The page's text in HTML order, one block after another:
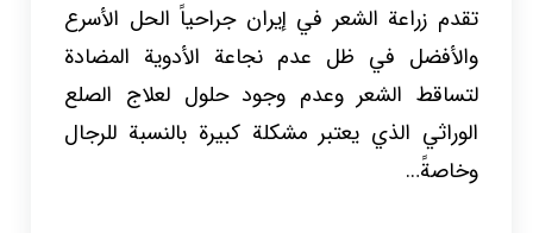
تقدم زراعة الشعر في إيران جراحياً الحل الأسرع
والأفضل في ظل عدم نجاعة الأدوية المضادة
لتساقط الشعر وعدم وجود حلول لعلاج الصلع
الوراثي الذي يعتبر مشكلة كبيرة بالنسبة للرجال
وخاصةً…